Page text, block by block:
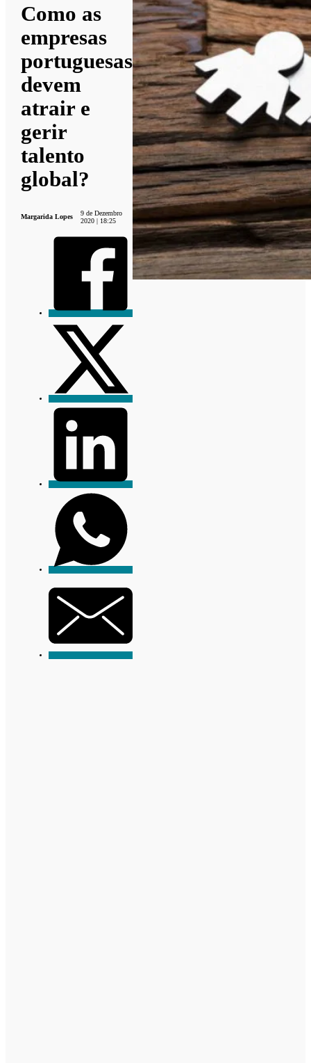
Como as
empresas
portuguesas
devem
atrair e
gerir
talento
global?
Margarida Lopes
9 de Dezembro
2020 | 18:25